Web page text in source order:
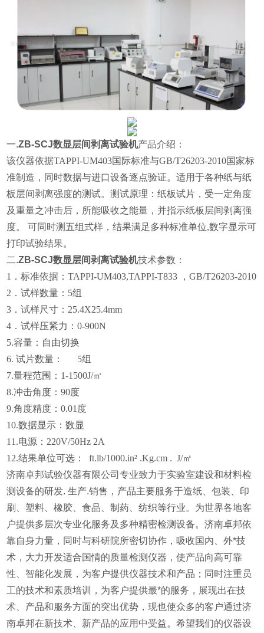
一.ZB-SCJ数显层间剥离试验机产品介绍：
该仪器依据TAPPI-UM403国际标准与GB/T26203-2010国家标
准制造， 同时数据与进口设备逐点验证。适用于各种纸与纸
板层间剥离强度的测试。测试原理：纸板试片，受一定角度
及重量之冲击后，所能吸收之能量，并指示纸板层间剥离强
度。 可同时测五组式样，结果满足多种标准单位,数字显示可
打印试验结果。
二.ZB-SCJ数显层间剥离试验机技术参数：
1．标准依据：TAPPI-UM403,TAPPI-T833 ，GB/T26203-2010
2．试样数量：5组
3．试样尺寸：25.4X25.4mm
4．试样压紧力：0-900N
5.容量：自由切换
6. 试片数量： 5组
7.量程范围：1-1500J/㎡
8.冲击角度：90度
9.角度精度：0.01度
10.数据显示：数显
1 1 .电源：220V/50Hz 2A
1 2.结果单位可选： ft.lb/1000.in² .Kg.cm . J/㎡
济南卓邦试验仪器有限公司专业致力于实验室建设和材料检
测设备的研发. 生产.销售，产品主要服务于造纸、包装、印
刷、塑料、橡胶、食品、制药、纺织等行业。为世界各地客
户提供多层次专业化服务及多种精密检测设备。济南卓邦依
靠自身力量，同时与科研院所密切协作，吸收国内、外*技
术，大力开发适合国情的质量检测仪器，使产品向高可靠
性、智能化发展，为客户提供仪器技术和产品；同时注重员
工的技术和素质培训，为客户提供最*的服务，展现出在技
术、产品和服务方面的突出优势，现也使众多的客户通过济
南卓邦在新技术、新产品的应用中受益。希望我们的仪器设